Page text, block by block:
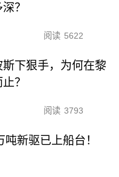
？
阅读 5622
下狠手，为何在黎
？
阅读 3793
新驱已上船台！